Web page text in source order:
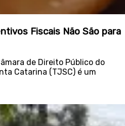
Fiscais Não São para
de Direito Público do
Catarina (TJSC) é um